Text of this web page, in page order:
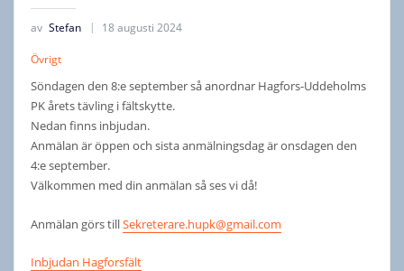
av Stefan 18 augusti 2024
Övrigt
Söndagen den 8:e september så anordnar Hagfors-Uddeholms
PK årets tävling i fältskytte.
Nedan finns inbjudan.
Anmälan är öppen och sista anmälningsdag är onsdagen den
4:e september.
Välkommen med din anmälan så ses vi då!
Anmälan görs tillSekreterare.hupk@gmail.com
Inbjudan Hagforsfält